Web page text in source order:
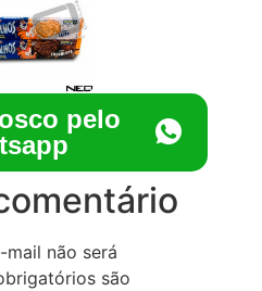
pelo
mail não será
são